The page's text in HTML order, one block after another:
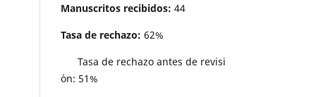
Manuscritos recibidos: 44
Tasa de rechazo: 62%
Tasa de rechazo antes de revisi
´on: 51%